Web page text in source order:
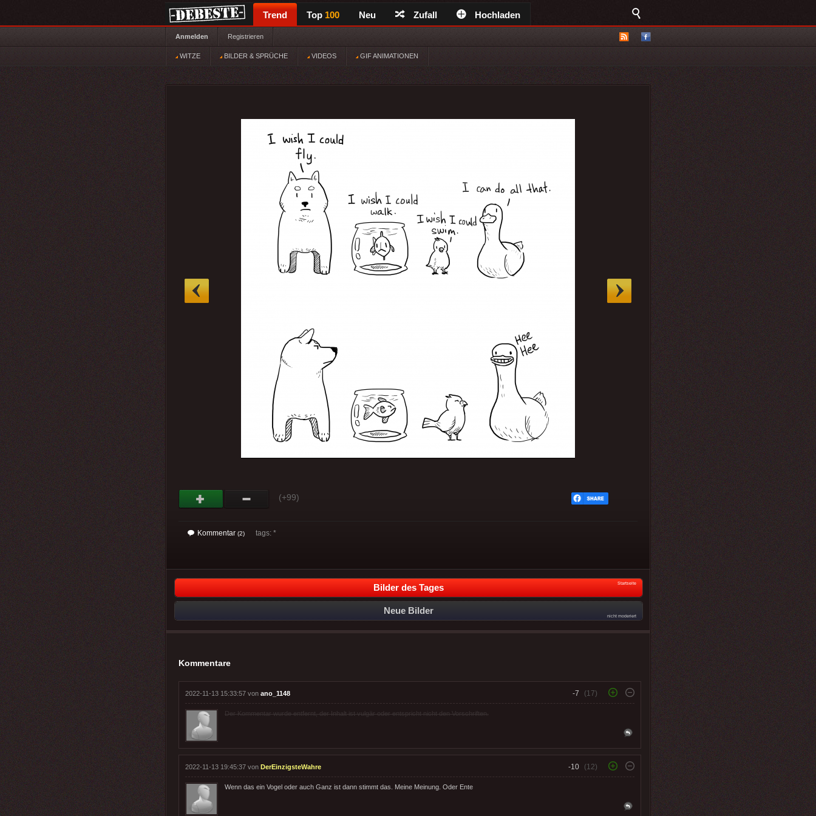
Trend Top 100 Neu Zufall Hochladen
Anmelden Registrieren
WITZE BILDER & SPRÜCHE VIDEOS GIF ANIMATIONEN
(+99)
Kommentar (2) tags: *
Bilder des Tages Startseite
Neue Bilder
nicht moderiert
Kommentare
2022-11-13 15:33:57 von ano_1148 -7 (17)
Der Kommentar wurde entfernt, der Inhalt ist vulgär oder entspricht nicht den Vorschriften.
2022-11-13 19:45:37 von DerEinzigsteWahre -10 (12)
Wenn das ein Vogel oder auch Ganz ist dann stimmt das. Meine Meinung. Oder Ente